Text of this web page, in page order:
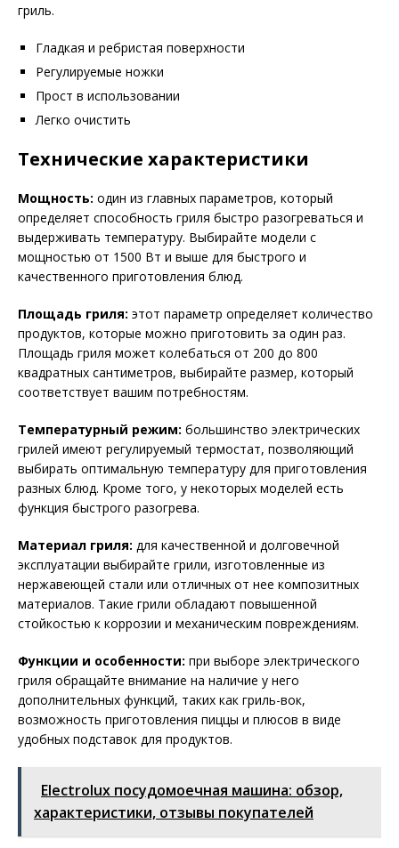
гриль.
Гладкая и ребристая поверхности
Регулируемые ножки
Прост в использовании
Легко очистить
Технические характеристики
Мощность: один из главных параметров, который
определяет способность гриля быстро разогреваться и
выдерживать температуру. Выбирайте модели с
мощностью от 1500 Вт и выше для быстрого и
качественного приготовления блюд.
Площадь гриля: этот параметр определяет количество
продуктов, которые можно приготовить за один раз.
Площадь гриля может колебаться от 200 до 800
квадратных сантиметров, выбирайте размер, который
соответствует вашим потребностям.
Температурный режим: большинство электрических
грилей имеют регулируемый термостат, позволяющий
выбирать оптимальную температуру для приготовления
разных блюд. Кроме того, у некоторых моделей есть
функция быстрого разогрева.
Материал гриля: для качественной и долговечной
эксплуатации выбирайте грили, изготовленные из
нержавеющей стали или отличных от нее композитных
материалов. Такие грили обладают повышенной
стойкостью к коррозии и механическим повреждениям.
Функции и особенности: при выборе электрического
гриля обращайте внимание на наличие у него
дополнительных функций, таких как гриль-вок,
возможность приготовления пиццы и плюсов в виде
удобных подставок для продуктов.
Electrolux посудомоечная машина: обзор,
характеристики, отзывы покупателей